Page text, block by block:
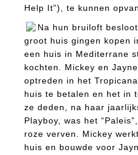
Help It”), te kunnen
Na hun bruiloft
groot huis gingen kopen
een huis in Mediterrane
kochten. Mickey en
optreden in het
huis te betalen en het in
ze deden, na haar
Playboy, was het
roze verven. Mickey
huis en bouwde voor